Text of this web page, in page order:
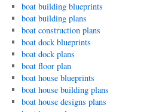
boat building blueprints
boat building plans
boat construction plans
boat dock blueprints
boat dock plans
boat floor plan
boat house blueprints
boat house building plans
boat house designs plans